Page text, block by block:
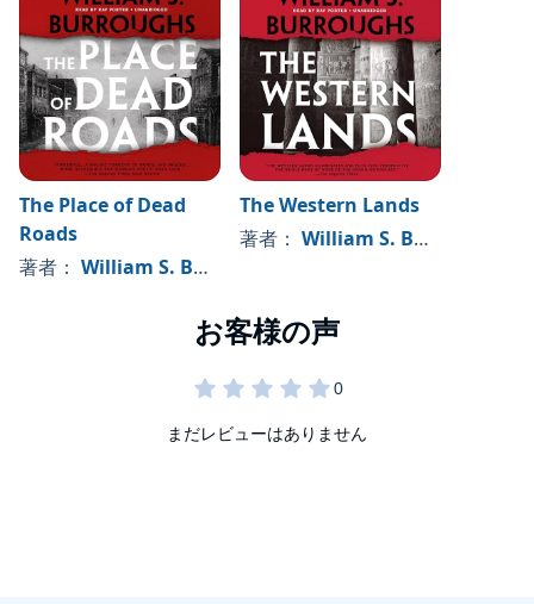
The Place of Dead
Roads
著者： William S. Burroughs
The Western Lands
著者： William S. Burroughs
まだレビューはありません